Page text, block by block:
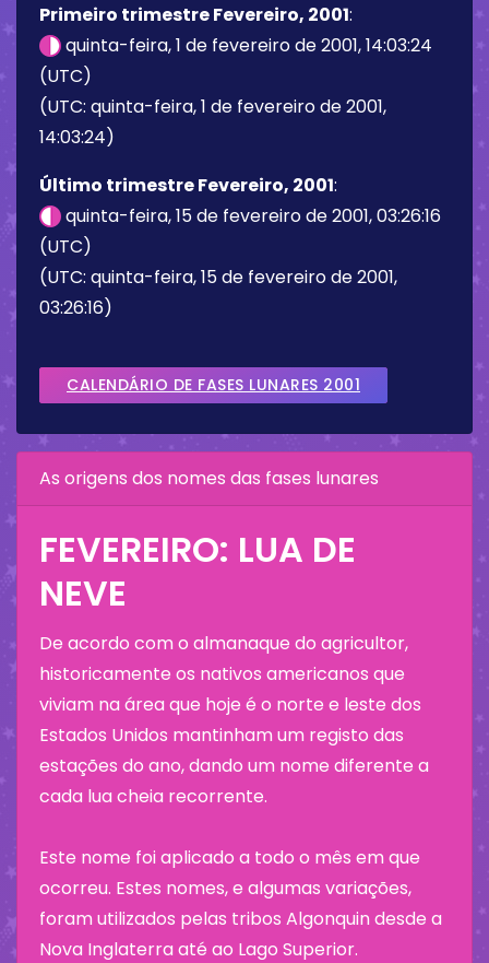
Primeiro trimestre Fevereiro, 2001:
quinta-feira, 1 de fevereiro de 2001, 14:03:24
(UTC)
(UTC: quinta-feira, 1 de fevereiro de 2001,
14:03:24)
Último trimestre Fevereiro, 2001:
quinta-feira, 15 de fevereiro de 2001, 03:26:16
(UTC)
(UTC: quinta-feira, 15 de fevereiro de 2001,
03:26:16)
CALENDÁRIO DE FASES LUNARES 2001
As origens dos nomes das fases lunares
FEVEREIRO: LUA DE
NEVE
De acordo com o almanaque do agricultor,
historicamente os nativos americanos que
viviam na área que hoje é o norte e leste dos
Estados Unidos mantinham um registo das
estações do ano, dando um nome diferente a
cada lua cheia recorrente.
Este nome foi aplicado a todo o mês em que
ocorreu. Estes nomes, e algumas variações,
foram utilizados pelas tribos Algonquin desde a
Nova Inglaterra até ao Lago Superior.